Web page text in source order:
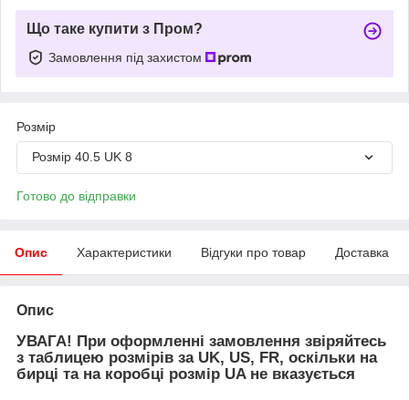
Що таке купити з Пром?
Замовлення під захистом
Розмір
Розмір 40.5 UK 8
Готово до відправки
Опис Характеристики Відгуки про товар Доставка
Опис
УВАГА! При оформленні замовлення звіряйтесь
з таблицею розмірів за UK, US, FR, оскільки на
бирці та на коробці розмір UA не вказується